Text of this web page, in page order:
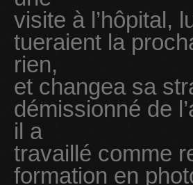
visite à l’hôpital,
tueraient la
rien,
et changea sa
démissionné de
il a
travaillé comme
formation en